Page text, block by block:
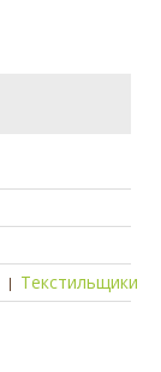
| Текстильщики